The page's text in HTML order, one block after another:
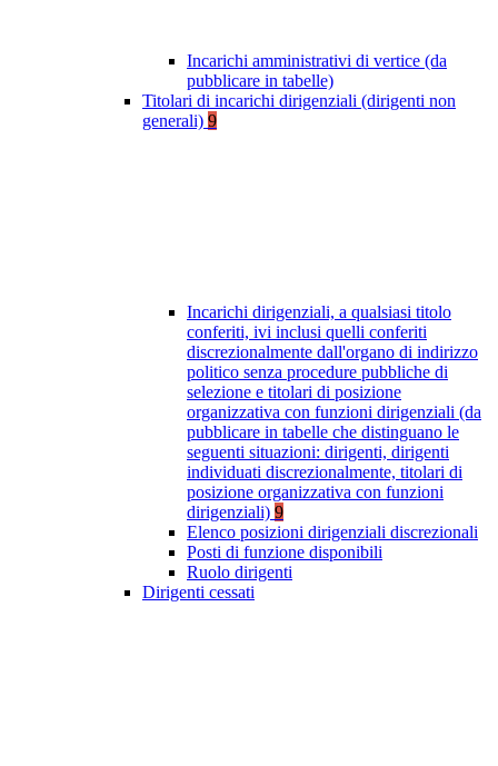
Incarichi amministrativi di vertice (da
pubblicare in tabelle)
Titolari di incarichi dirigenziali (dirigenti non
generali) 9
Incarichi dirigenziali, a qualsiasi titolo
conferiti, ivi inclusi quelli conferiti
discrezionalmente dall'organo di indirizzo
politico senza procedure pubbliche di
selezione e titolari di posizione
organizzativa con funzioni dirigenziali (da
pubblicare in tabelle che distinguano le
seguenti situazioni: dirigenti, dirigenti
individuati discrezionalmente, titolari di
posizione organizzativa con funzioni
dirigenziali) 9
Elenco posizioni dirigenziali discrezionali
Posti di funzione disponibili
Ruolo dirigenti
Dirigenti cessati